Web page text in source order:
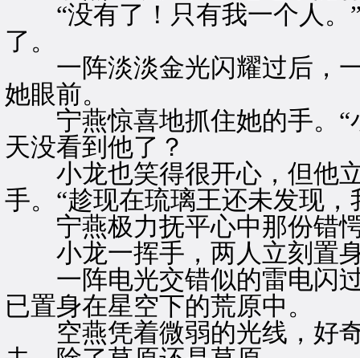
“没有了！只有我一个人。”
了。
一阵淡淡金光闪耀过后，一
她眼前。
宁燕惊喜地抓住她的手。“
天没看到他了？
小龙也笑得很开心，但他立
手。“趁现在琉璃王还未发现
宁燕极力抚平心中那份错
小龙一挥手，两人立刻置
一阵电光交错似的雷电闪过
已置身在星空下的荒原中。
空燕凭着微弱的光线，好奇